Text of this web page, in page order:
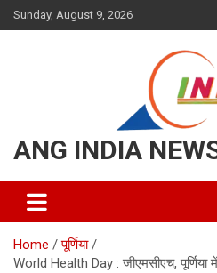
Skip
to
Sunday, August 9, 2026
ANG INDIA
Home
पूर्णिया
World Health Day : जीएमसीएच,